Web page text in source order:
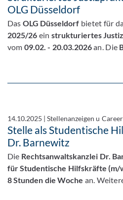
OLG Düsseldorf
DasOLG Düsseldorf bietet für
2025/26 ein strukturiertes
vom09.02. - 20.03.2026an. Die
14.10.2025 |Stellenanzeigen u
Stelle als Studentische
Dr. Barnewitz
Die Rechtsanwaltskanzlei Dr.
für Studentische Hilfskräfte (m/
8 Stunden die Woche an.